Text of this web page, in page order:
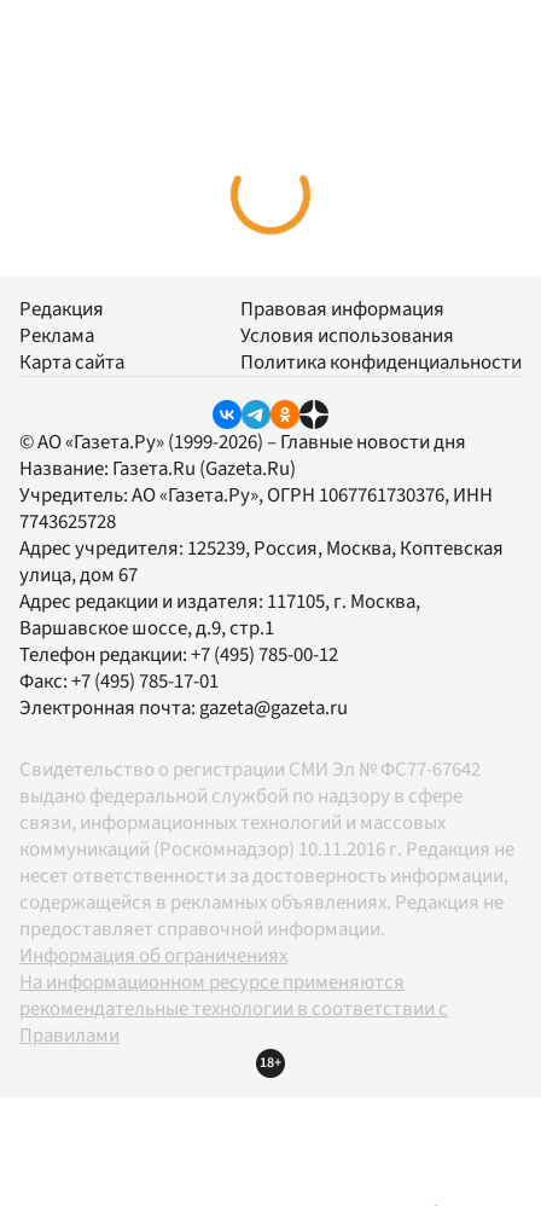
Редакция
Реклама
Карта сайта
Правовая информация
Условия использования
Политика конфиденциальности
© АО «Газета.Ру» (1999-2026) – Главные новости дня
Название: Газета.Ru (Gazeta.Ru)
Учредитель:АО «Газета.Ру», ОГРН 1067761730376, ИНН
7743625728
Адрес учредителя: 125239, Россия, Москва, Коптевская
улица, дом 67
Адрес редакции и издателя: 117105, г. Москва,
Варшавское шоссе, д.9, стр.1
Телефон редакции:+7 (495) 785-00-12
Факс:+7 (495) 785-17-01
Электронная почта:gazeta@gazeta.ru
Свидетельство о регистрации СМИ Эл № ФС77-67642
выдано федеральной службой по надзору в сфере
связи, информационных технологий и массовых
коммуникаций (Роскомнадзор) 10.11.2016 г. Редакция не
несет ответственности за достоверность информации,
содержащейся в рекламных объявлениях. Редакция не
предоставляет справочной информации.
Информация об ограничениях
На информационном ресурсе применяются
рекомендательные технологии в соответствии с
Правилами
18+